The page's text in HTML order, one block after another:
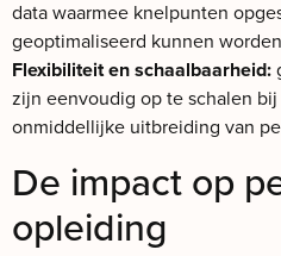
data waarmee knelpunten
geoptimaliseerd kunnen
Flexibiliteit en schaalbaarheid:
zijn eenvoudig op te schalen
onmiddellijke uitbreiding van
De impact op
opleiding